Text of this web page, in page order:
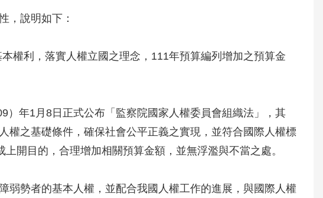
，說明如下：
權利，落實人權立國之理念，111年預算編列增加之預算金
年1月8日正式公布「監察院國家人權委員會組織法」，其
之基礎條件，確保社會公平正義之實現，並符合國際人權標
目的，合理增加相關預算金額，並無浮濫與不當之處。
弱勢者的基本人權，並配合我國人權工作的進展，與國際人權